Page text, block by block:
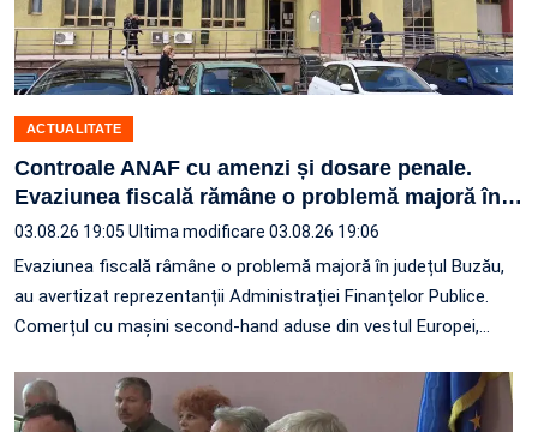
ACTUALITATE
Controale ANAF cu amenzi și dosare penale.
Evaziunea fiscală rămâne o problemă majoră în…
03.08.26 19:05 Ultima modificare 03.08.26 19:06
Evaziunea fiscală râmâne o problemă majoră în județul Buzău,
au avertizat reprezentanții Administrației Finanțelor Publice.
Comerțul cu mașini second-hand aduse din vestul Europei,…